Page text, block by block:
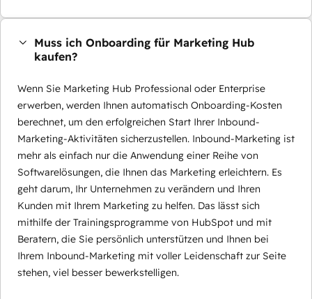
Muss ich Onboarding für Marketing Hub
kaufen?
Wenn Sie Marketing Hub Professional oder Enterprise
erwerben, werden Ihnen automatisch Onboarding-Kosten
berechnet, um den erfolgreichen Start Ihrer Inbound-
Marketing-Aktivitäten sicherzustellen. Inbound-Marketing ist
mehr als einfach nur die Anwendung einer Reihe von
Softwarelösungen, die Ihnen das Marketing erleichtern. Es
geht darum, Ihr Unternehmen zu verändern und Ihren
Kunden mit Ihrem Marketing zu helfen. Das lässt sich
mithilfe der Trainingsprogramme von HubSpot und mit
Beratern, die Sie persönlich unterstützen und Ihnen bei
Ihrem Inbound-Marketing mit voller Leidenschaft zur Seite
stehen, viel besser bewerkstelligen.